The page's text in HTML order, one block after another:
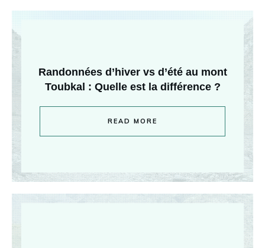
Randonnées d’hiver vs d’été au mont
Toubkal : Quelle est la différence ?
READ MORE